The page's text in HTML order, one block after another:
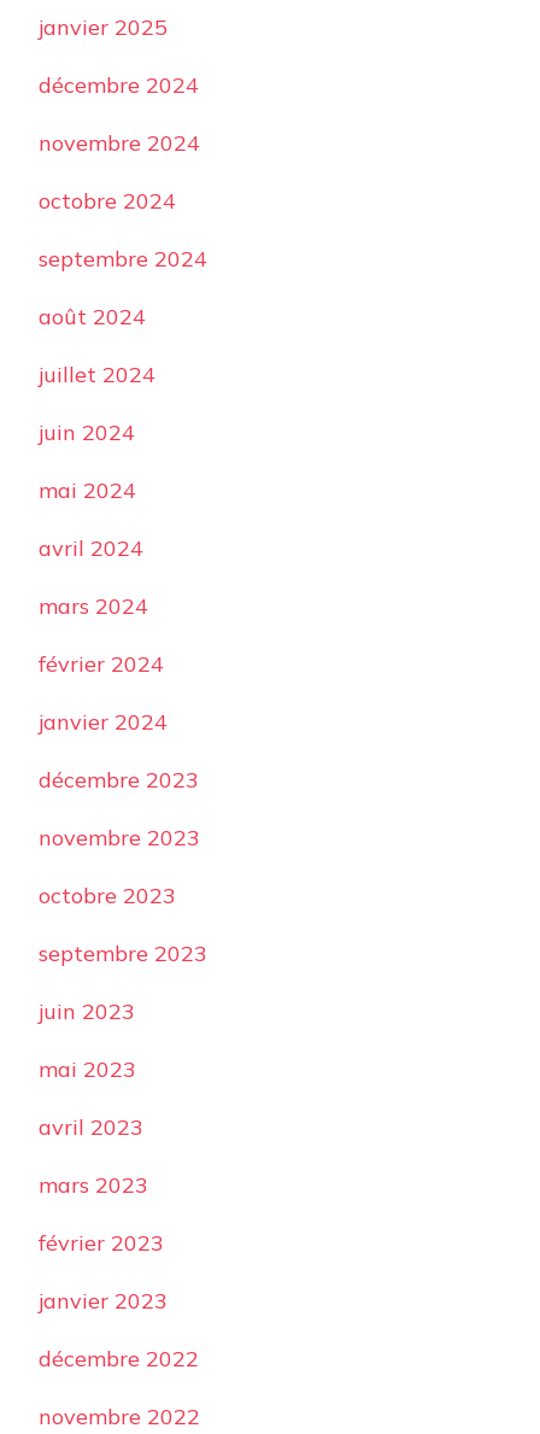
janvier 2025
décembre 2024
novembre 2024
octobre 2024
septembre 2024
août 2024
juillet 2024
juin 2024
mai 2024
avril 2024
mars 2024
février 2024
janvier 2024
décembre 2023
novembre 2023
octobre 2023
septembre 2023
juin 2023
mai 2023
avril 2023
mars 2023
février 2023
janvier 2023
décembre 2022
novembre 2022